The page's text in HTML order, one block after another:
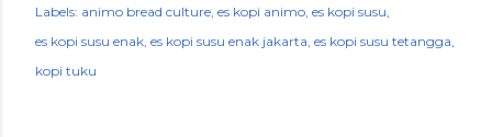
Labels: animo bread culture es kopi animo es kopi susu
es kopi susu enak es kopi susu enak jakarta es kopi susu tetangga
kopi tuku